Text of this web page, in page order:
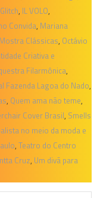
Glitch, IL VOLO,
Convida, Mariana
Mostra Clássicas, Octávio
Criativa e
Filarmônica,
Fazenda Lagoa do Nado,
, Quem ama não teme,
Cover Brasil, Smells
no meio da moda e
, Teatro do Centro
Cruz, Um divã para